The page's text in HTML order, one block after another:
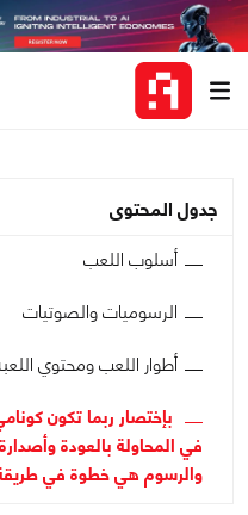
جدول المحتوى
أسلوب اللعب
الرسوميات والصوتيات
أطوار اللعب ومحتوي
بإختصار ربما تكون
في المحاولة بالعودة
والرسوم هي خطوة في